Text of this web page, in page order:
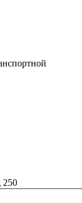
250